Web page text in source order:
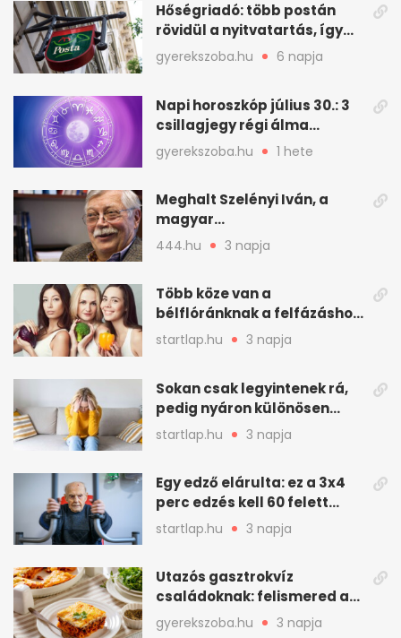
Hőségriadó: több postán
rövidül a nyitvatartás, így
intézkedik a Magyar Posta
gyerekszoba.hu 6 napja
Napi horoszkóp július 30.: 3
csillagjegy régi álma
teljesülhet
gyerekszoba.hu 1 hete
Meghalt Szelényi Iván, a
magyar
társadalomtudomány
meghatározó alakja
444.hu 3 napja
Több köze van a
bélflóránknak a felfázáshoz,
mint hinnénk – Így védhetjük
nyáron a húgyutakat (x)
startlap.hu 3 napja
Sokan csak legyintenek rá,
pedig nyáron különösen
gyakran jelentkezik ez a
kellemetlen betegség
startlap.hu 3 napja
Egy edző elárulta: ez a 3x4
perc edzés kell 60 felett
mindenkinek
startlap.hu 3 napja
Utazós gasztrokvíz
családoknak: felismered az
asadót és társait?
gyerekszoba.hu 3 napja